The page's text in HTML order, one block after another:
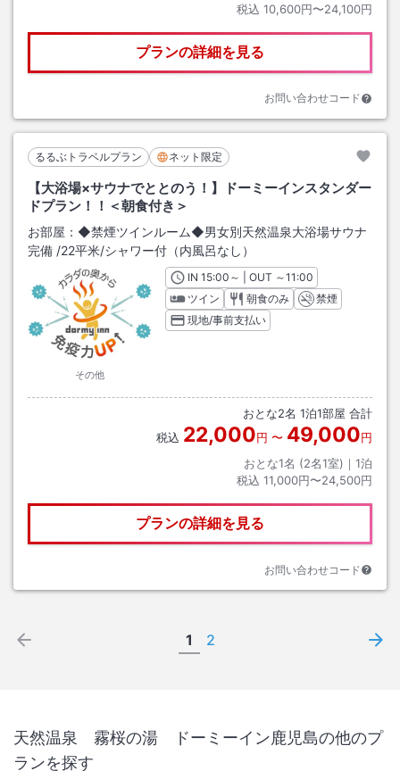
税込 10,600円〜24,100円
プランの詳細を見る
お問い合わせコード
るるぶトラベルプラン ネット限定
【大浴場×サウナでととのう！】ドーミーインスタンダー
ドプラン！！＜朝食付き＞
お部屋： ◆禁煙ツインルーム◆男女別天然温泉大浴場サウナ
完備 /22平米/シャワー付（内風呂なし）
その他
INチェックイン
15:00 ～ | OUT チェックアウト
～11:00
ツイン
朝食のみ
禁煙
現地/事前支払い
おとな2名 1泊1部屋 合計
税込 22,000円 〜 49,000円
おとな1名 (2名1室)｜ 1泊
税込 11,000円〜24,500円
プランの詳細を見る
お問い合わせコード
1 2
天然温泉 霧桜の湯 ドーミーイン鹿児島の他のプ
ランを探す